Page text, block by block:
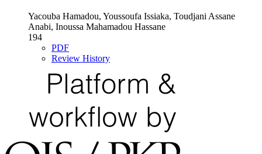
Yacouba Hamadou, Youssoufa Issiaka, Toudjani Assane
Anabi, Inoussa Mahamadou Hassane
194
PDF
Review History